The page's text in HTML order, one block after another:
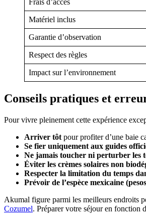
Frais d’accès
Matériel inclus
Garantie d’observation
Respect des règles
Impact sur l’environnement
Conseils pratiques et
Pour vivre pleinement cette expérience
Arriver tôt pour profiter d’une baie
Se fier uniquement aux guides
Ne jamais toucher ni perturber les
Éviter les crèmes solaires non
Respecter la limitation du temps
Prévoir de l’espèce mexicaine
Akumal figure parmi les meilleurs endroits
Cozumel. Préparer votre séjour en fonction